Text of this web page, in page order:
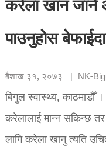
करेला खान जाने
पाउनुहोस
बैशाख ३१, २०७३ NK-
बिगुल स्वास्थ्य, काठमाडौँ
करेलालाई मान्न सकिन्छ
लागि करेला खानु त्यति